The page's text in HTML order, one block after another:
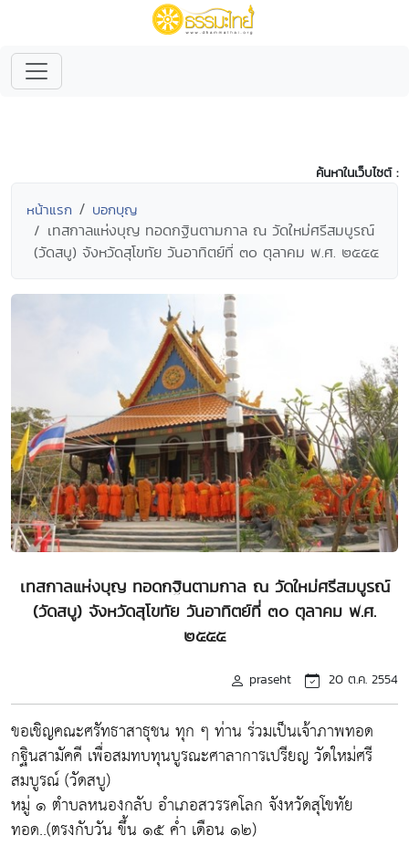
ค้นหาในเว็บไซต์ :
หน้าแรก บอกบุญ
เทสกาลแห่งบุญ ทอดกฐินตามกาล ณ วัดใหม่ศรีสมบูรณ์
(วัดสบู) จังหวัดสุโขทัย วันอาทิตย์ที่ ๓๐ ตุลาคม พ.ศ. ๒๕๕๕
เทสกาลแห่งบุญ ทอดกฐินตามกาล ณ วัดใหม่ศรีสมบูรณ์
(วัดสบู) จังหวัดสุโขทัย วันอาทิตย์ที่ ๓๐ ตุลาคม พ.ศ.
๒๕๕๕
praseht 20 ต.ค. 2554
ขอเชิญคณะศรัทธาสาธุชน ทุก ๆ ท่าน ร่วมเป็นเจ้าภาพทอด
กฐินสามัคคี เพื่อสมทบทุนบูรณะศาลาการเปรียญ วัดใหม่ศรี
สมบูรณ์ (วัดสบู)
หมู่ ๑ ตำบลหนองกลับ อำเภอสวรรคโลก จังหวัดสุโขทัย
ทอด..(ตรงกับวัน ขึ้น ๑๕ ค่ำ เดือน ๑๒)